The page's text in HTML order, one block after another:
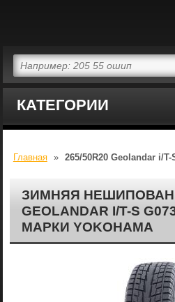
КАТЕГОРИИ
Главная » 265/50R20 Geolandar i/T-
ЗИМНЯЯ
GEOLANDAR I/T-S
МАРКИ YOKOHAMA